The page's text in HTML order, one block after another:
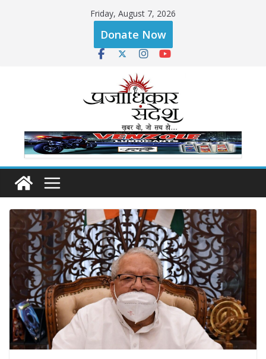
Friday, August 7, 2026
Donate Now